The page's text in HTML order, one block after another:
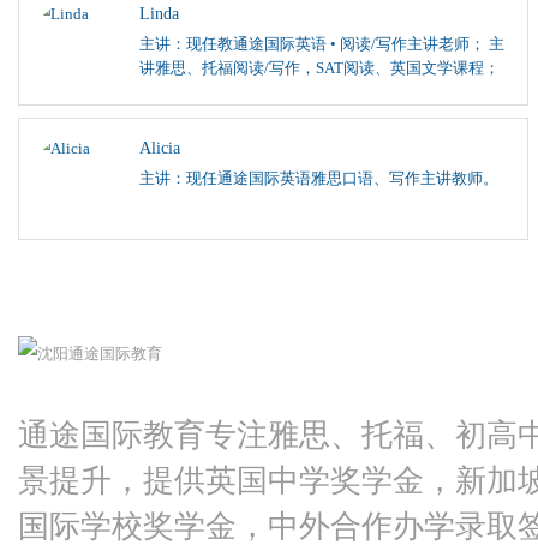
Linda
主讲：现任教通途国际英语 • 阅读/写作主讲老师； 主
讲雅思、托福阅读/写作，SAT阅读、英国文学课程；
Alicia
主讲：现任通途国际英语雅思口语、写作主讲教师。
通途国际教育专注雅思、托福、初高
景提升，提供英国中学奖学金，新加
国际学校奖学金，中外合作办学录取